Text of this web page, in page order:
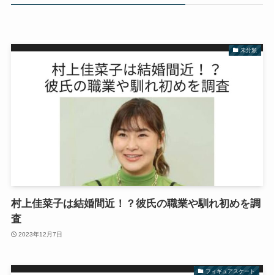
未分類
村上佳菜子は結婚間近！？彼氏の職業や馴れ初めを調
査
2023年12月7日
フィギュアスケート